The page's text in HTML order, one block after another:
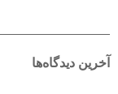
آخرین دیدگاه‌ها